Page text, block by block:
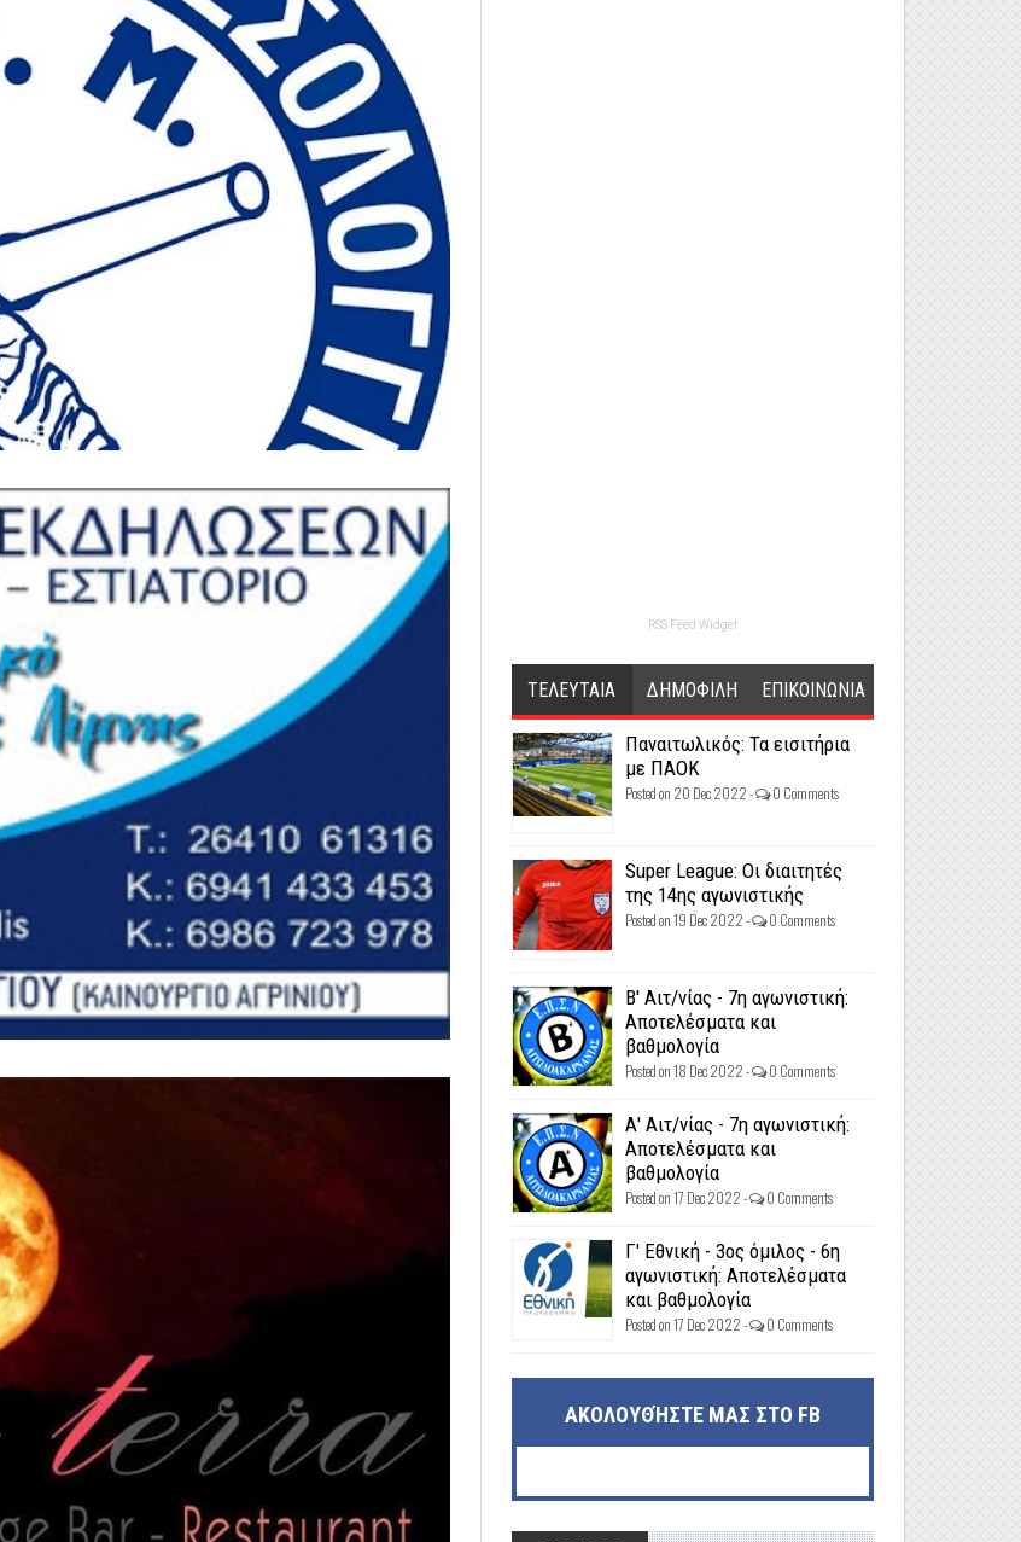
RSS Feed Widget
ΤΕΛΕΥΤΑΙΑ ΔΗΜΟΦΙΛΗ ΕΠΙΚΟΙΝΩΝΙΑ
Παναιτωλικός: Τα εισιτήρια
με ΠΑΟΚ
Posted on 20 Dec 2022 - 0 Comments
Super League: Οι διαιτητές
της 14ης αγωνιστικής
Posted on 19 Dec 2022 - 0 Comments
Β' Αιτ/νίας - 7η αγωνιστική:
Αποτελέσματα και
βαθμολογία
Posted on 18 Dec 2022 - 0 Comments
Α' Αιτ/νίας - 7η αγωνιστική:
Αποτελέσματα και
βαθμολογία
Posted on 17 Dec 2022 - 0 Comments
Γ' Εθνική - 3ος όμιλος - 6η
αγωνιστική: Αποτελέσματα
και βαθμολογία
Posted on 17 Dec 2022 - 0 Comments
ΑΚΟΛΟΥΘΉΣΤΕ ΜΑΣ ΣΤΟ FB